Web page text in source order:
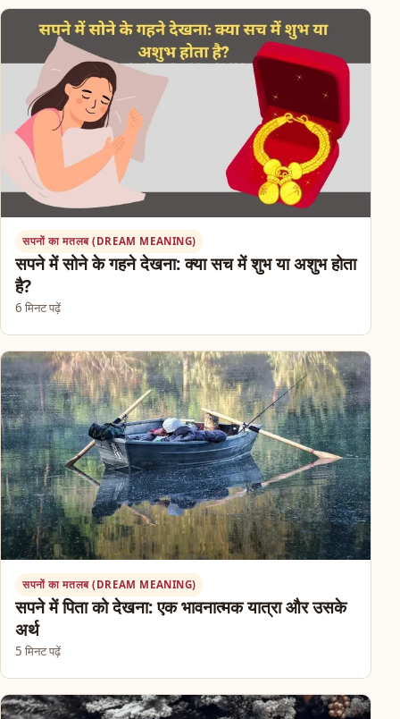
सपनों का मतलब (DREAM MEANING)
सपने में सोने के गहने देखना: क्या सच में शुभ या अशुभ होता
है?
6 मिनट पढ़ें
सपनों का मतलब (DREAM MEANING)
सपने में पिता को देखना: एक भावनात्मक यात्रा और उसके
अर्थ
5 मिनट पढ़ें